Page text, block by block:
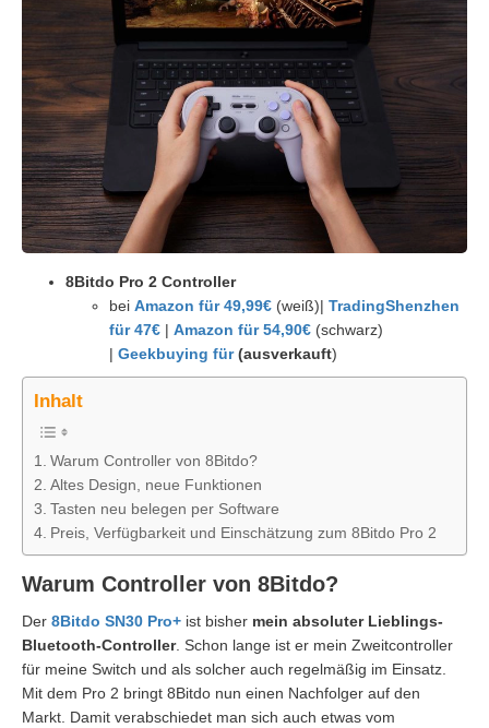
8Bitdo Pro 2 Controller
bei Amazon für 49,99€ (weiß)| TradingShenzhen
für 47€ | Amazon für 54,90€ (schwarz)
| Geekbuying für(ausverkauft)
Inhalt
Warum Controller von 8Bitdo?
Altes Design, neue Funktionen
Tasten neu belegen per Software
Preis, Verfügbarkeit und Einschätzung zum 8Bitdo Pro 2
Warum Controller von 8Bitdo?
Der 8Bitdo SN30 Pro+ ist bisher mein absoluter Lieblings-
Bluetooth-Controller. Schon lange ist er mein Zweitcontroller
für meine Switch und als solcher auch regelmäßig im Einsatz.
Mit dem Pro 2 bringt 8Bitdo nun einen Nachfolger auf den
Markt. Damit verabschiedet man sich auch etwas vom